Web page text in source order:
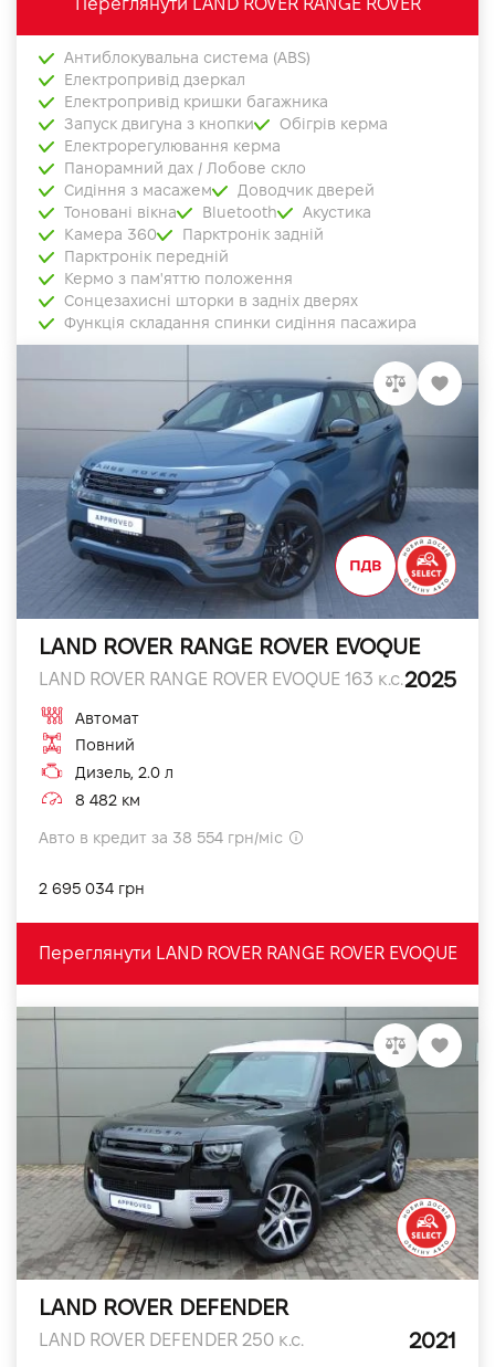
Переглянути LAND ROVER RANGE ROVER
Антиблокувальна система (ABS)
Електропривід дзеркал
Електропривід кришки багажника
Запуск двигуна з кнопки
Обігрів керма
Електрорегулювання керма
Панорамний дах / Лобове скло
Сидіння з масажем
Доводчик дверей
Тоновані вікна
Bluetooth
Акустика
Камера 360
Парктронік задній
Парктронік передній
Кермо з пам'яттю положення
Сонцезахисні шторки в задніх дверях
Функція складання спинки сидіння пасажира
LAND ROVER RANGE ROVER EVOQUE
LAND ROVER RANGE ROVER EVOQUE 163 к.с.2025
Автомат
Повний
Дизель, 2.0 л
8 482 км
Авто в кредит за 38 554 грн/міс
2 695 034 грн
Переглянути LAND ROVER RANGE ROVER EVOQUE
LAND ROVER DEFENDER
LAND ROVER DEFENDER 250 к.с. 2021